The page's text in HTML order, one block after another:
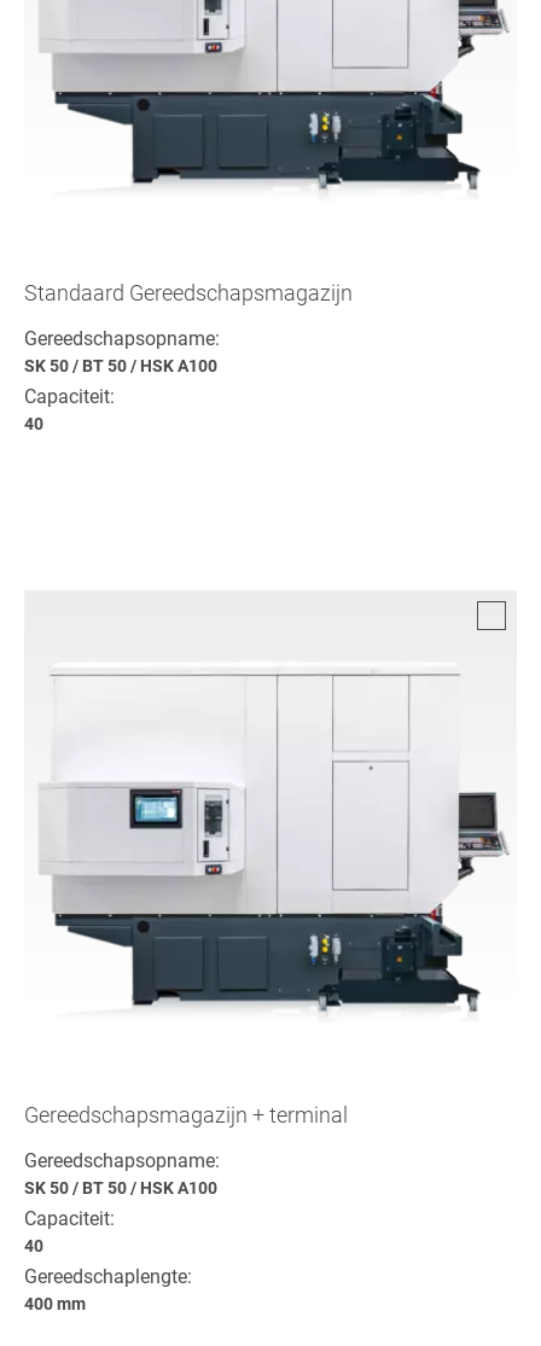
Standaard Gereedschapsmagazijn
Gereedschapsopname:
SK 50/ BT 50/ HSK A100
Capaciteit:
40
Gereedschapsmagazijn + terminal
Gereedschapsopname:
SK 50/ BT 50/ HSK A100
Capaciteit:
40
Gereedschaplengte:
400 mm